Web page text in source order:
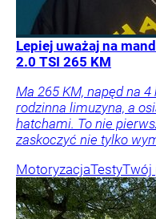
Lepiej uważaj na
2.0 TSI 265 KM
Ma 265 KM, napęd na
rodzinna limuzyna, a
hatchami. To nie
zaskoczyć nie tylko
MotoryzacjaTestyTwój